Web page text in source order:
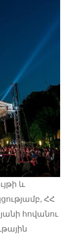
և
ՀՀ
հովանու